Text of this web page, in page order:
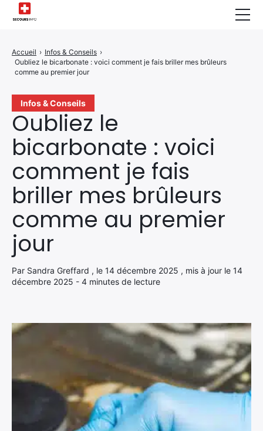
Infos & Conseils
Oubliez le
bicarbonate : voici
comment je fais
briller mes brûleurs
comme au premier
jour
Par Sandra Greffard , le 14 décembre 2025 , mis à jour le 14
décembre 2025 - 4 minutes de lecture
Accueil › Infos & Conseils ›
Oubliez le bicarbonate : voici comment je fais briller mes brûleurs
comme au premier jour
Infos & Conseils
Actualités des Secours
Santé & Bien-être
A propos de Nous
Contactez-nous
Politique de Confidentialité